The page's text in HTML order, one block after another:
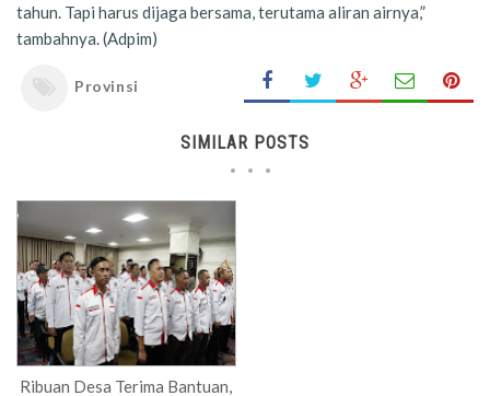
tahun. Tapi harus dijaga bersama, terutama aliran airnya,”
tambahnya. (Adpim)
Provinsi
SIMILAR POSTS
Ribuan Desa Terima Bantuan,